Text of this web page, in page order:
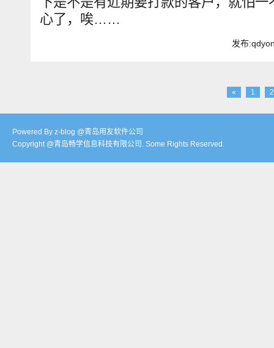
心了，唉……
发布
« 1 2
Powered By z-blog @青岛用友软件公司
Copyright @青岛畅学信息科技有限公司. Some Rights Reserved.